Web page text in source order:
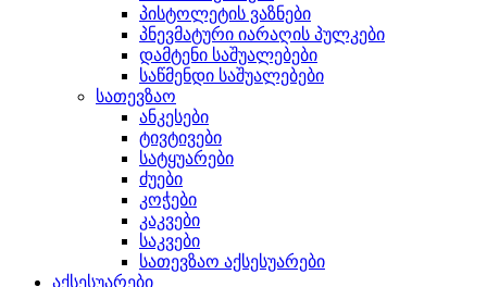
პისტოლეტის ვაზნები
პნევმატური იარაღის პულკები
დამტენი საშუალებები
საწმენდი საშუალებები
სათევზაო
ანკესები
ტივტივები
სატყუარები
ძუები
კოჭები
კაკვები
საკვები
სათევზაო აქსესუარები
აქსესუარები